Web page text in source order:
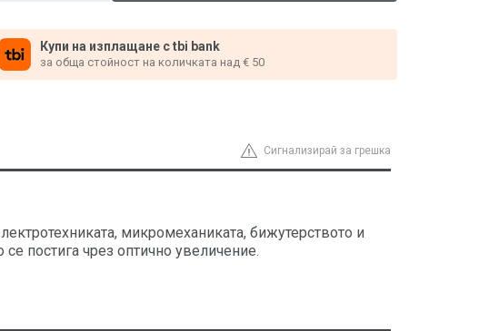
Купи на изплащане с tbi bank
за обща стойност на количката над € 50
Сигнализирай за грешка
микромеханиката, бижутерството и
постига чрез оптично увеличение.